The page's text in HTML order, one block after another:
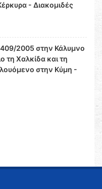
- Διακομιδές
2005 στην Κάλυμνο
τη Χαλκίδα και τη
στην Κύμη -